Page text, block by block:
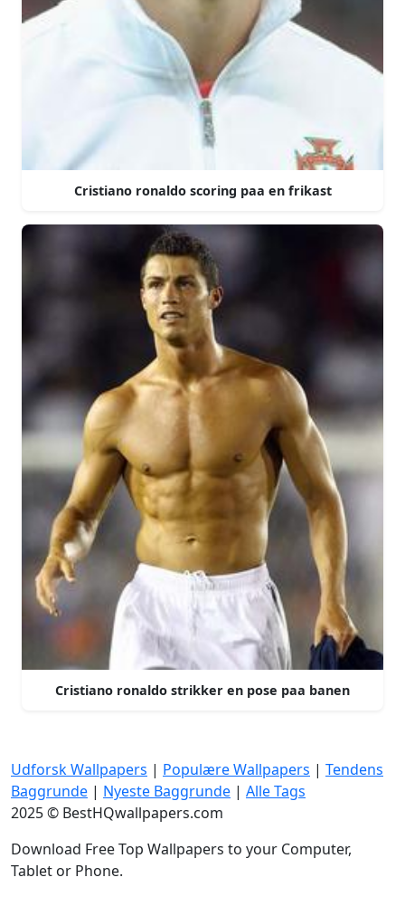
Cristiano ronaldo scoring paa en frikast
Cristiano ronaldo strikker en pose paa banen
Udforsk Wallpapers | Populære Wallpapers | Tendens
Baggrunde | Nyeste Baggrunde | Alle Tags
2025 © BestHQwallpapers.com
Download Free Top Wallpapers to your Computer,
Tablet or Phone.